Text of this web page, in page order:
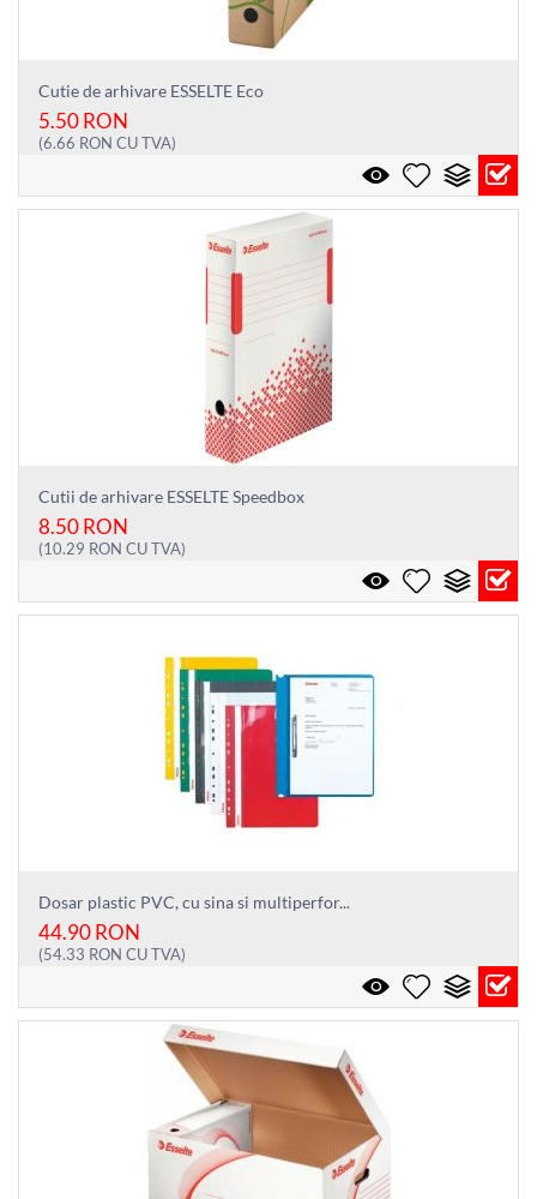
Cutie de arhivare ESSELTE Eco
5.50RON
(6.66 RON CU TVA)
Cutii de arhivare ESSELTE Speedbox
8.50RON
(10.29 RON CU TVA)
Dosar plastic PVC, cu sina si multiperfor...
44.90RON
(54.33 RON CU TVA)